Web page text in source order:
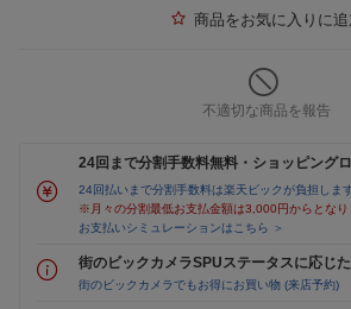
商品をお気に入りに追
不適切な商品を報告
24回まで分割手数料無料・ショッピング
24回払いまで分割手数料は楽天ビックが負担しま
※月々の分割最低お支払金額は3,000円からとなり
お支払いシミュレーションはこちら ＞
街のビックカメラSPUステータスに応じ
街のビックカメラでもお得にお買い物 (来店予約)